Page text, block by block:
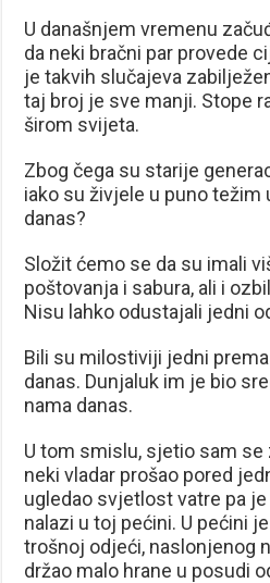
U današnjem vremenu
da neki bračni par provede
je takvih slučajeva
taj broj je sve manji. Stope
širom svijeta.
Zbog čega su starije
iako su živjele u puno težim
danas?
Složit ćemo se da su imali
poštovanja i sabura, ali i
Nisu lahko odustajali jedni
Bili su milostiviji jedni
danas. Dunjaluk im je bio
nama danas.
U tom smislu, sjetio sam se
neki vladar prošao pored
ugledao svjetlost vatre pa
nalazi u toj pećini. U pećini
trošnoj odjeći, naslonjenog
držao malo hrane u posudi